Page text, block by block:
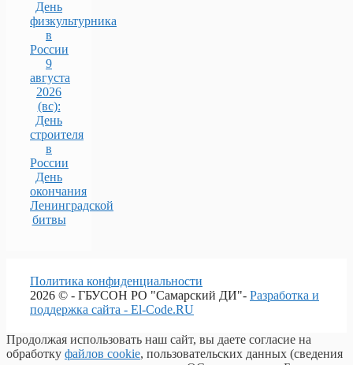
День
физкультурника
в
России
9
августа
2026
(вс):
День
строителя
в
России
День
окончания
Ленинградской
битвы
Политика конфиденциальности
2026 © - ГБУСОН РО "Самарский ДИ"- Разработка и
поддержка сайта - El-Code.RU
Продолжая использовать наш сайт, вы даете согласие на
обработку файлов cookie, пользовательских данных (сведения